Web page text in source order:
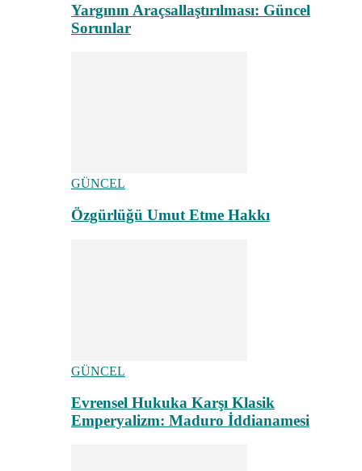
Yargının Araçsallaştırılması: Güncel
Sorunlar
GÜNCEL
Özgürlüğü Umut Etme Hakkı
GÜNCEL
Evrensel Hukuka Karşı Klasik
Emperyalizm: Maduro İddianamesi